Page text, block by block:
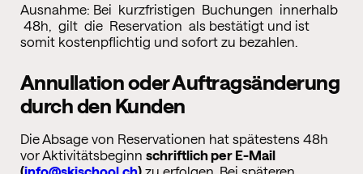
Ausnahme: Bei kurzfristigen Buchungen innerhalb
48h, gilt die Reservation als bestätigt und ist
somit kostenpflichtig und sofort zu bezahlen.
Annullation oder Auftragsänderung
durch den Kunden
Die Absage von Reservationen hat spätestens 48h
vor Aktivitätsbeginn schriftlich per E-Mail
(info@skischool.ch)zu erfolgen. Bei späteren